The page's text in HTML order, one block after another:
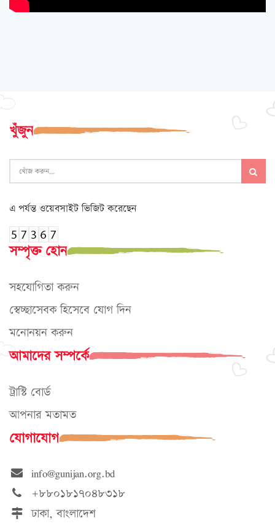
খুঁজুন
এ পর্যন্ত ওয়েবসাইট ভিজিট করেছেন
সম্পৃক্ত হোন
সহযোগিতা করুন
স্বেচ্ছাসেবক হিসেবে যোগ দিন
মনোনয়ন করুন
আমাদের সম্পর্কে
ট্রাস্টি বোর্ড
আপনার মতামত
যোগাযোগ
info@gunijan.org.bd
+৮৮০১৮১৭০৪৮৩১৮
ঢাকা, বাংলাদেশ